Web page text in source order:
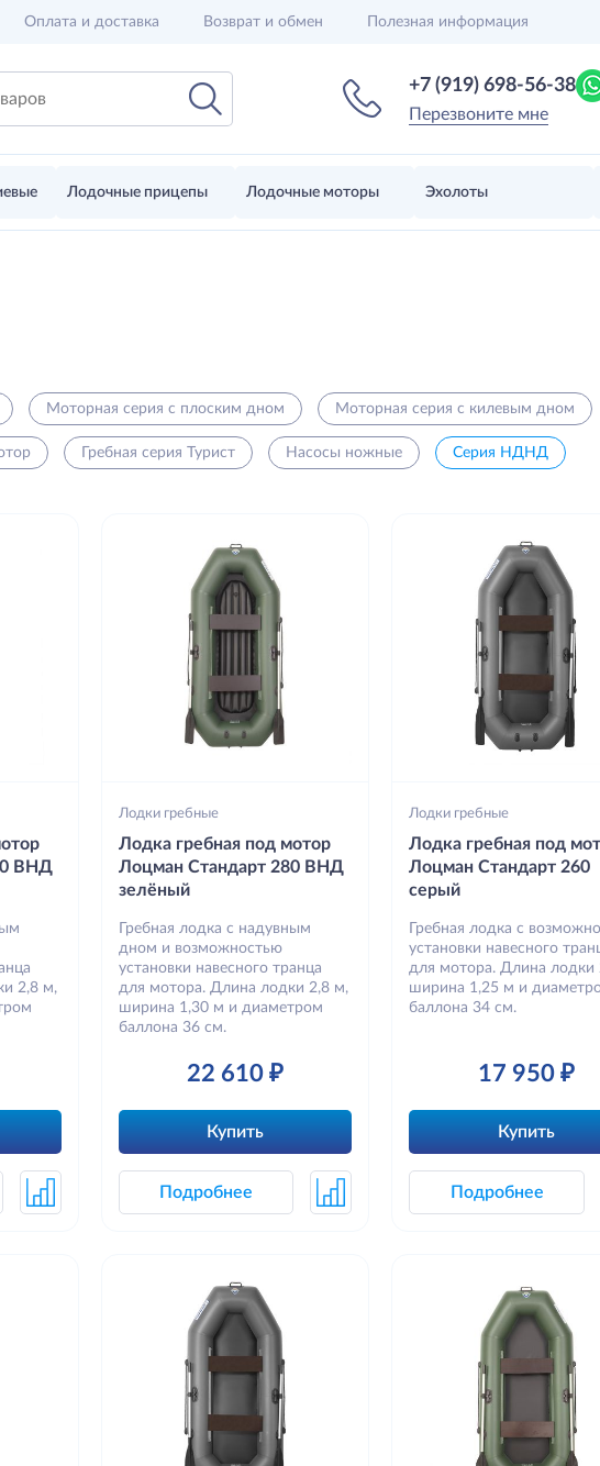
Оплата и доставка Возврат и обмен Полезная информация
+7 (919) 698-56-38
Перезвоните мне
Лодочные прицепы Лодочные моторы Эхолоты
Моторная серия с плоским дном Моторная серия с килевым дном
Гребная серия Турист Насосы ножные Серия НДНД
ВНД
2,8 м,
Лодки гребные
Лодка гребная под мотор
Лоцман Стандарт 280 ВНД
зелёный
Гребная лодка с надувным
дном и возможностью
установки навесного транца
для мотора. Длина лодки 2,8 м,
ширина 1,30 м и диаметром
баллона 36 см.
22 610 ₽
Купить
Подробнее
Лодки гребные
Лодка гребная под
Лоцман Стандарт 260
серый
Гребная лодка с
установки навесного
для мотора. Длина лодки
ширина 1,25 м и
баллона 34 см.
17 950 ₽
Купить
Подробнее